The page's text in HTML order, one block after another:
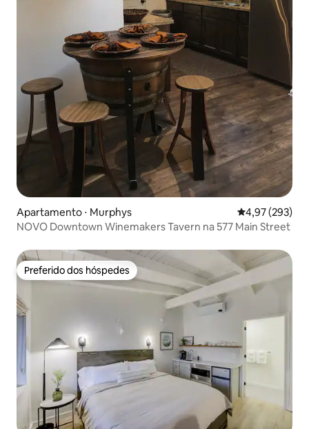
Apartamento ⋅ Murphys 4,97 de uma
4,97 (293)
NOVO Downtown Winemakers Tavern na 577 Main Street
Preferido dos hóspedes
Preferido dos hóspedes